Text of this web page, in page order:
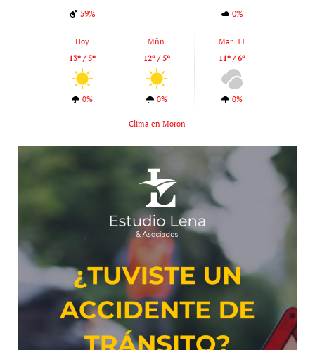
59%
0%
Hoy
13º / 5º
0%
Mñn.
12º / 5º
0%
Mar. 11
11º / 6º
0%
Clima en Moron